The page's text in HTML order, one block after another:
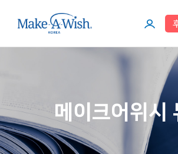
이
이
지
메이크어위시